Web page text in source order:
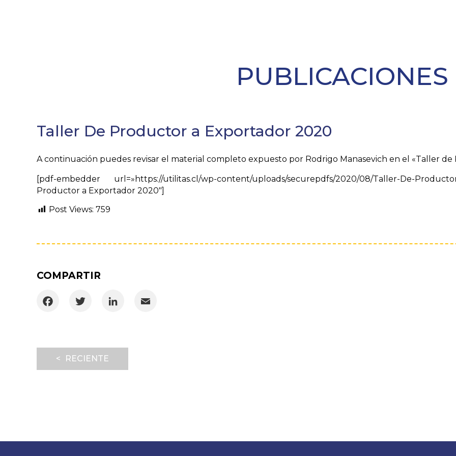
PUBLICACIONES
Taller De Productor a Exportador 2020
A continuación puedes revisar el material completo expuesto por Rodrigo Manasevich en el «Taller
[pdf-embedder url=»https://utilitas.cl/wp-content/uploads/securepdfs/2020/08/Taller-De-
Productor a Exportador 2020″]
Post Views: 759
COMPARTIR
Facebook Twitter LinkedIn
< RECIENTE